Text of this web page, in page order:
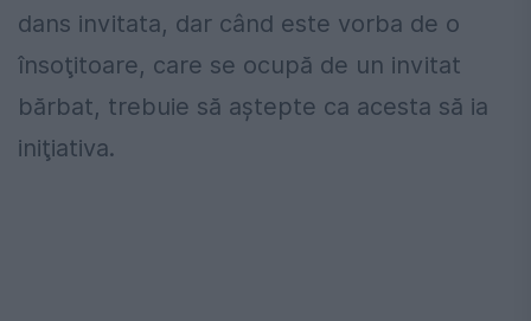
dans invitata, dar când este vorba de o
însoţitoare, care se ocupă de un invitat
bărbat, trebuie să aştepte ca acesta să ia
iniţiativa.